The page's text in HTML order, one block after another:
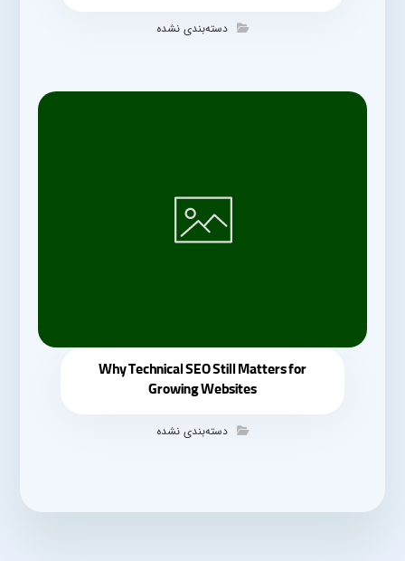
دسته‌بندی نشده
Why Technical SEO Still Matters for
Growing Websites
دسته‌بندی نشده